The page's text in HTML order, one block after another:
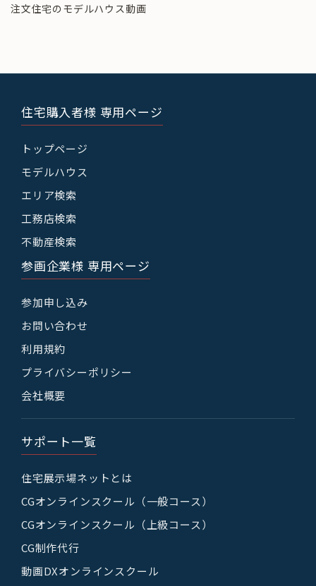
注文住宅のモデルハウス動画
住宅購入者様 専用ページ
トップページ
モデルハウス
エリア検索
工務店検索
不動産検索
参画企業様 専用ページ
参加申し込み
お問い合わせ
利用規約
プライバシーポリシー
会社概要
サポート一覧
住宅展示場ネットとは
CGオンラインスクール（一般コース）
CGオンラインスクール（上級コース）
CG制作代行
動画DXオンラインスクール